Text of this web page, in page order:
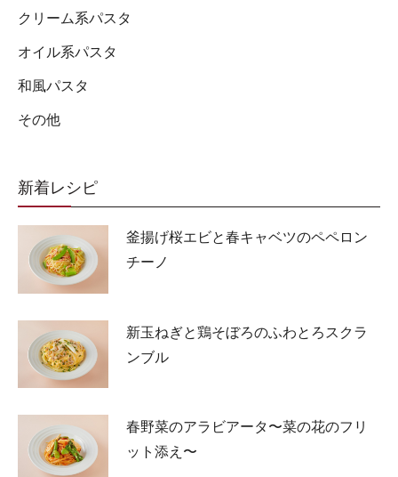
クリーム系パスタ
オイル系パスタ
和風パスタ
その他
新着レシピ
釜揚げ桜エビと春キャベツのペペロン
チーノ
新玉ねぎと鶏そぼろのふわとろスクラ
ンブル
春野菜のアラビアータ〜菜の花のフリ
ット添え〜